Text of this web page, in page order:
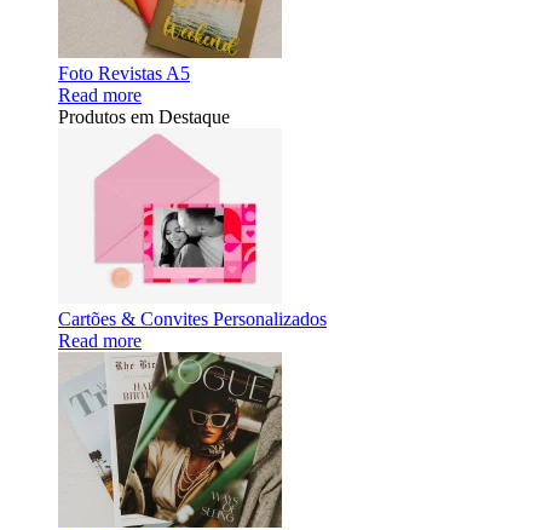
Foto Revistas A5
Read more
Produtos em Destaque
Cartões & Convites Personalizados
Read more